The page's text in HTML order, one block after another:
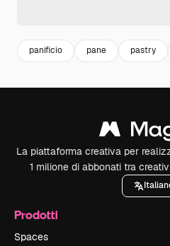
panificio pane pastry
La piattaforma creativa per
1 milione di abbonati tra
Prodotti
Spaces